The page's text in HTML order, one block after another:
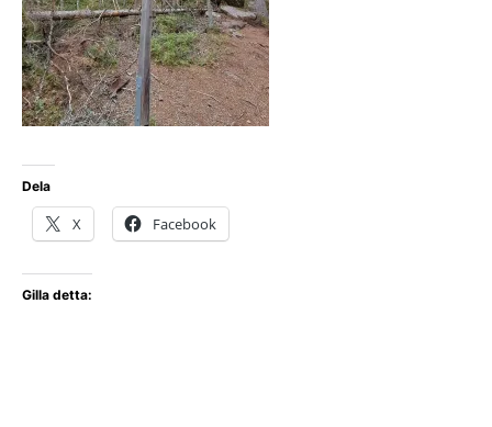
Dela
X Facebook
Gilla detta: